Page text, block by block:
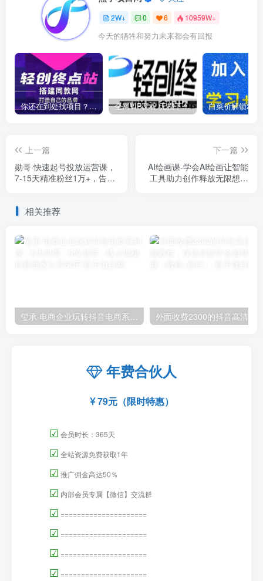
2W+ 0 6 10959W+
今天的牺牲和努力未来都会有回报
你还在到处找项目？还在当韭菜？我靠卖项目一个月收入5万+，曾经我也是个失败者。 全网VIP课程 无损下载~
上一篇
勋哥·快速起号投放运营课，
7-15天精准粉丝1万+，告别
下一篇
AI绘画课-学会AI绘画让智能
工具助力创作释放无限想象
相关推荐
玺承·电商企业玩转抖音电商系列课，6大维度，6位老师，线上揭秘抖音商家入局SOP
年费合伙人
79元（限时特惠）
☑ 会员时长：365天
☑ 全站资源免费获取1年
☑ 推广佣金高达50％
☑ 内部会员专属【微信】交流群
☑ =====================
☑ =====================
☑ =====================
☑ =====================